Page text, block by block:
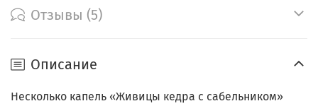
Отзывы (5)
Описание
Несколько капель «Живицы кедра с сабельником»